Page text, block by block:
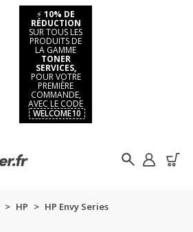
⚡ 10% DE
RÉDUCTION
SUR TOUS LES
PRODUITS DE
LA GAMME
TONER
SERVICES,
POUR VOTRE
PREMIÈRE
COMMANDE,
AVEC LE CODE
WELCOME10
HP
HP Envy Series